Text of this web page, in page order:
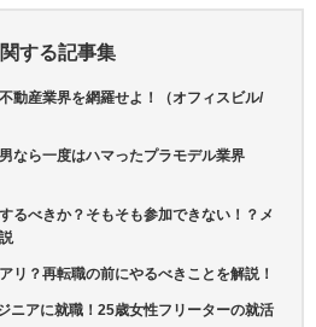
する記事集
動産業界を網羅せよ！（オフィスビル/
なら一度はハマったプラモデル業界
るべきか？そもそも参加できない！？メ
リ？再転職の前にやるべきことを解説！
ニアに就職！25歳女性フリーターの就活